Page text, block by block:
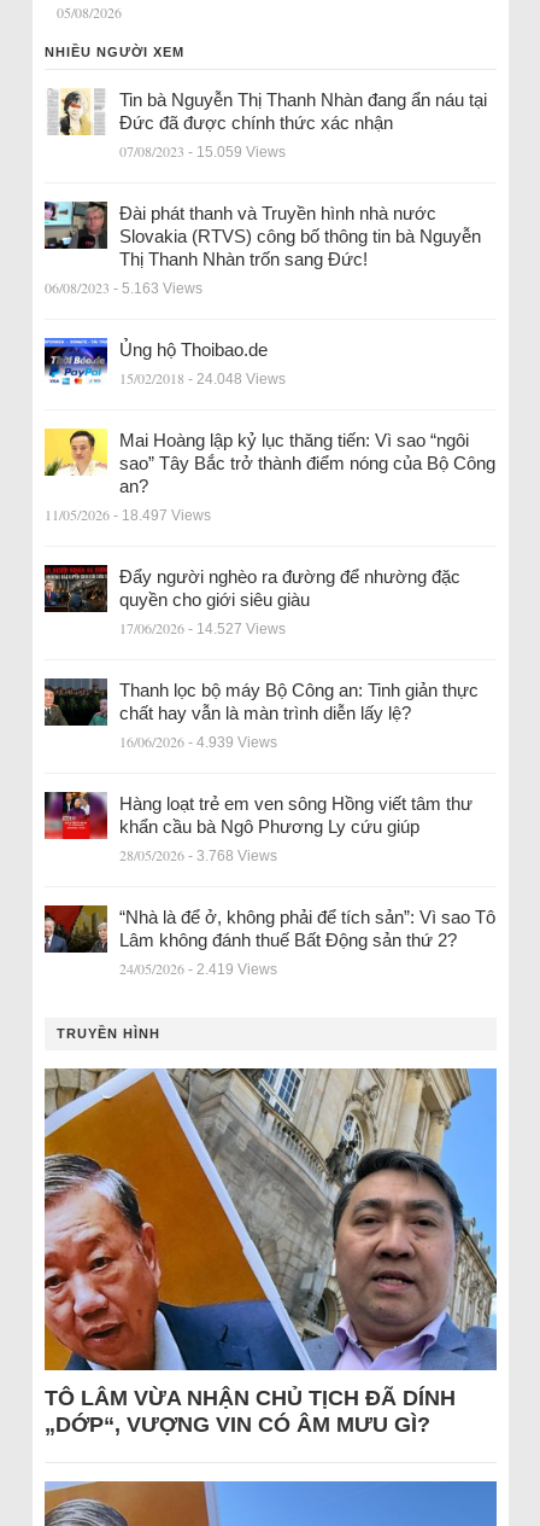
05/08/2026
NHIỀU NGƯỜI XEM
Tin bà Nguyễn Thị Thanh Nhàn đang ẩn náu tại
Đức đã được chính thức xác nhận
07/08/2023 - 15.059 Views
Đài phát thanh và Truyền hình nhà nước
Slovakia (RTVS) công bố thông tin bà Nguyễn
Thị Thanh Nhàn trốn sang Đức!
06/08/2023 - 5.163 Views
Ủng hộ Thoibao.de
15/02/2018 - 24.048 Views
Mai Hoàng lập kỷ lục thăng tiến: Vì sao “ngôi
sao” Tây Bắc trở thành điểm nóng của Bộ Công
an?
11/05/2026 - 18.497 Views
Đẩy người nghèo ra đường để nhường đặc
quyền cho giới siêu giàu
17/06/2026 - 14.527 Views
Thanh lọc bộ máy Bộ Công an: Tinh giản thực
chất hay vẫn là màn trình diễn lấy lệ?
16/06/2026 - 4.939 Views
Hàng loạt trẻ em ven sông Hồng viết tâm thư
khẩn cầu bà Ngô Phương Ly cứu giúp
28/05/2026 - 3.768 Views
“Nhà là để ở, không phải để tích sản”: Vì sao Tô
Lâm không đánh thuế Bất Động sản thứ 2?
24/05/2026 - 2.419 Views
TRUYỀN HÌNH
TÔ LÂM VỪA NHẬN CHỦ TỊCH ĐÃ DÍNH
„DỚP“, VƯỢNG VIN CÓ ÂM MƯU GÌ?